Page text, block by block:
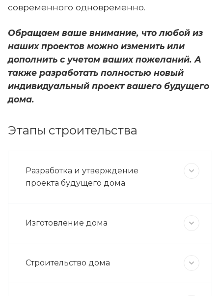
современного одновременно.
Обращаем ваше внимание, что любой из
наших проектов можно изменить или
дополнить с учетом ваших пожеланий. А
также разработать полностью новый
индивидуальный проект вашего будущего
дома.
Этапы строительства
Разработка и утверждение
проекта будущего дома
Изготовление дома
Строительство дома